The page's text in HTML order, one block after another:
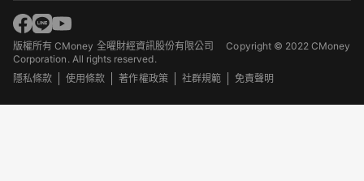
版權所有 CMoney 全曜財經資訊股份有限公司Copyright © 2022 CMoney
Corporation. All rights reserved.
隱私條款
使用條款 著作權政策 社群規範 免責聲明